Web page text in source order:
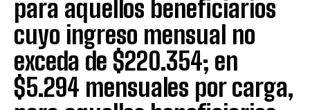
para aquellos beneficiarios
cuyo ingreso mensual no
exceda de $220.354; en
$5.294 mensuales por carga,